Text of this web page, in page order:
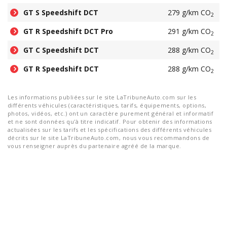
GT S Speedshift DCT 279 g/km CO2
GT R Speedshift DCT Pro 291 g/km CO2
GT C Speedshift DCT 288 g/km CO2
GT R Speedshift DCT 288 g/km CO2
Les informations publiées sur le site LaTribuneAuto.com sur les
différents véhicules (caractéristiques, tarifs, équipements, options,
photos, vidéos, etc.) ont un caractère purement général et informatif
et ne sont données qu'à titre indicatif. Pour obtenir des informations
actualisées sur les tarifs et les spécifications des différents véhicules
décrits sur le site LaTribuneAuto.com, nous vous recommandons de
vous renseigner auprès du partenaire agréé de la marque.